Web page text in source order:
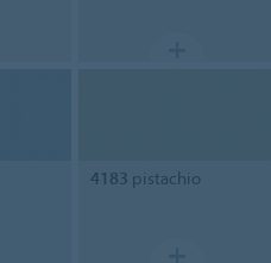
4183 pistachio